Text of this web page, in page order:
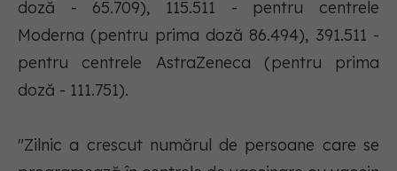
doză - 65.709), 115.511 - pentru centrele
Moderna (pentru prima doză 86.494), 391.511 -
pentru centrele AstraZeneca (pentru prima
doză - 111.751).
"Zilnic a crescut numărul de persoane care se